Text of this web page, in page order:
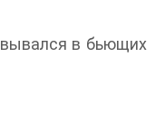
в бьющих